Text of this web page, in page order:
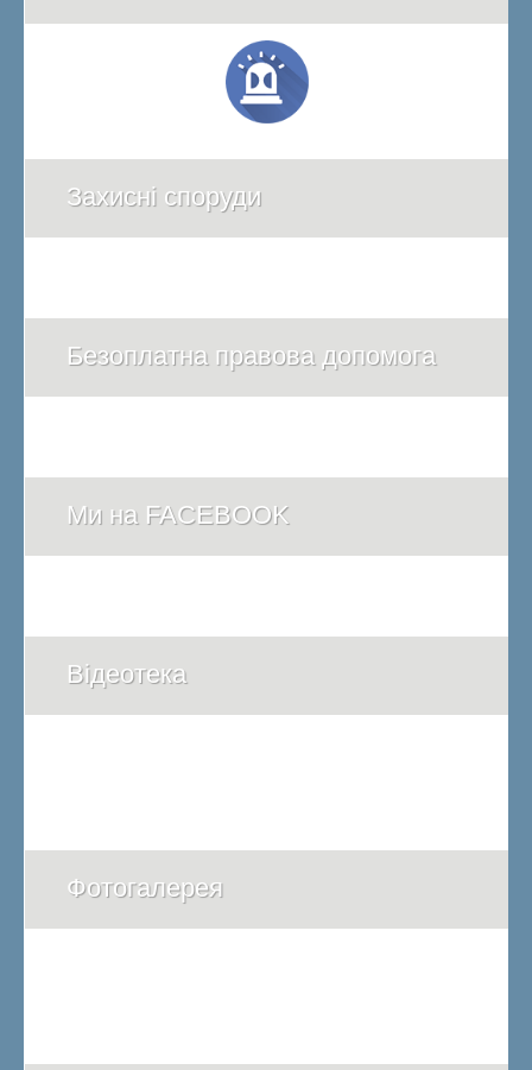
Захисні споруди
Безоплатна правова допомога
Ми на FACEBOOK
Відеотека
Фотогалерея